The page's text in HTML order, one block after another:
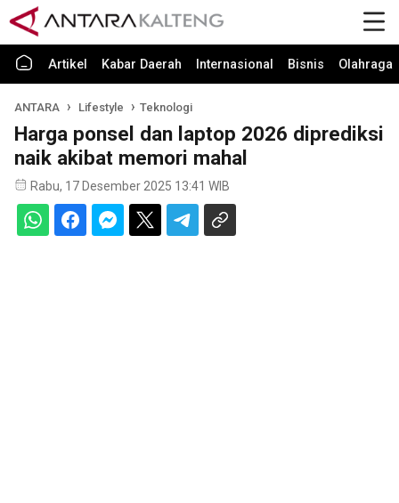
Artikel Kabar Daerah Internasional Bisnis Olahraga
ANTARA Lifestyle Teknologi
Harga ponsel dan laptop 2026 diprediksi
naik akibat memori mahal
Rabu, 17 Desember 2025 13:41 WIB